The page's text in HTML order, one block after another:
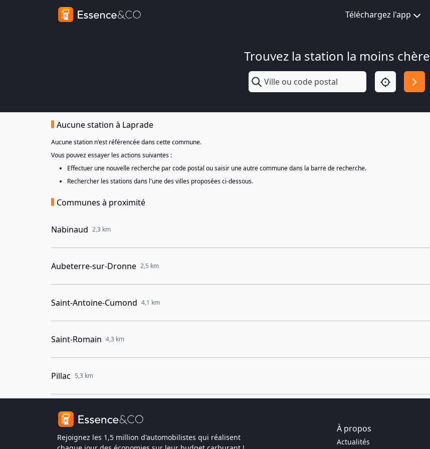
Téléchargez l'app
Trouvez la station la moins chère
Aucune station à Laprade
Aucune station n'est référencée dans cette commune.
Vous pouvez essayer les actions suivantes :
Effectuer une nouvelle recherche par code postal ou saisir une autre commune dans la barre de recherche.
Rechercher les stations dans l'une des villes proposées ci-dessous.
Communes à proximité
Nabinaud 2,3 km
Aubeterre-sur-Dronne 2,5 km
Saint-Antoine-Cumond 4,1 km
Saint-Romain 4,3 km
Pillac 5,3 km
Rejoignez les 1,5 million d'automobilistes qui réalisent
À propos
Actualités